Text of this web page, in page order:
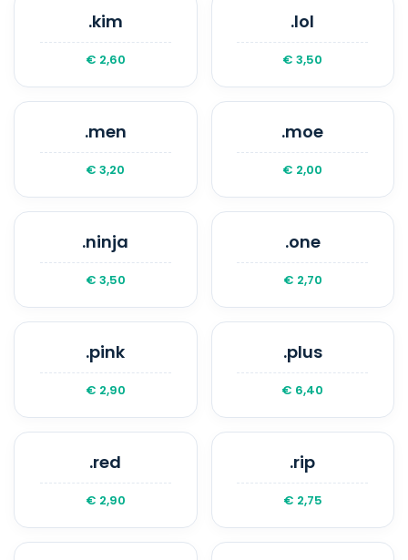
.kim
€ 2,60
.lol
€ 3,50
.men
€ 3,20
.moe
€ 2,00
.ninja
€ 3,50
.one
€ 2,70
.pink
€ 2,90
.plus
€ 6,40
.red
€ 2,90
.rip
€ 2,75